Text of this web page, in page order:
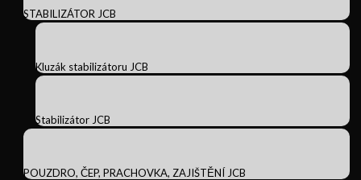
STABILIZÁTOR JCB
Kluzák stabilizátoru JCB
Stabilizátor JCB
POUZDRO, ČEP, PRACHOVKA, ZAJIŠTĚNÍ JCB